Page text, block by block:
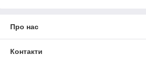
Про нас
Контакти